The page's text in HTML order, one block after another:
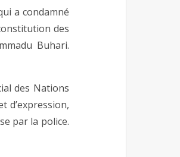
a condamné
des
Buhari.
des Nations
d’expression,
par la police.